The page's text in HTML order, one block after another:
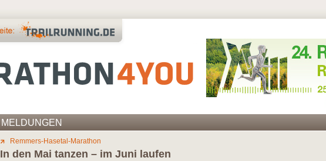
MELDUNGEN
Remmers-Hasetal-Marathon
In den Mai tanzen – im Juni laufen